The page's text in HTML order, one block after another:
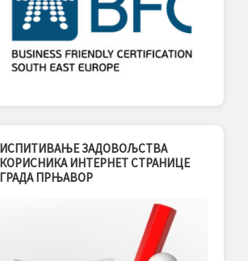
ИСПИТИВАЊЕ ЗАДОВОЉСТВА
КОРИСНИКА ИНТЕРНЕТ СТРАНИЦЕ
ГРАДА ПРЊАВОР